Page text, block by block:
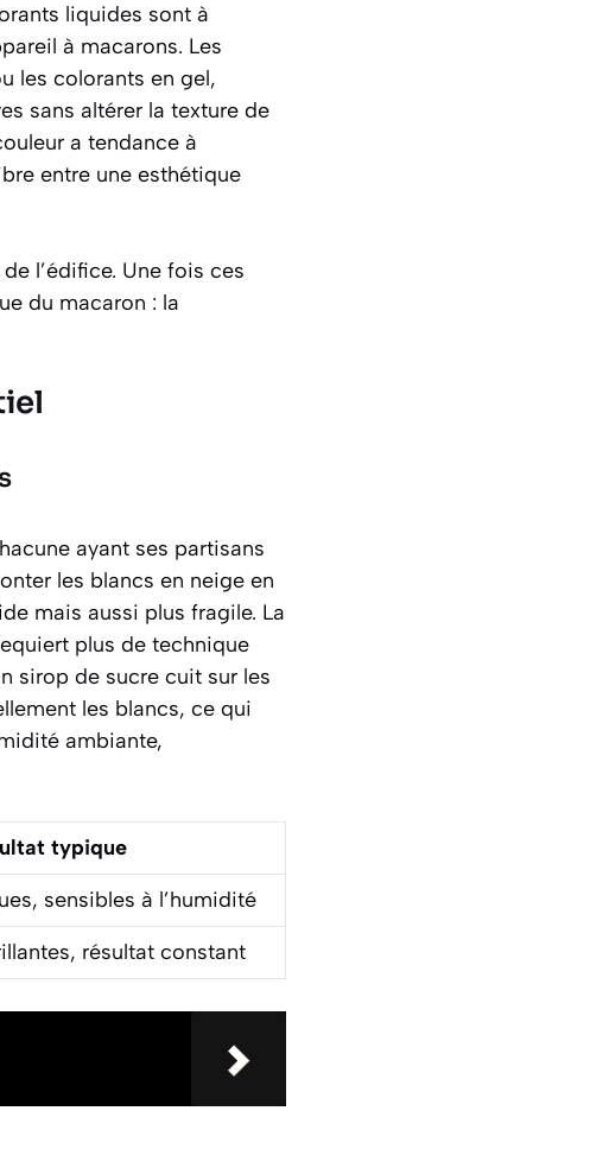
liquides sont à
à macarons. Les
les colorants en gel,
sans altérer la texture de
a tendance à
entre une esthétique
l’édifice. Une fois ces
du macaron : la
ayant ses partisans
les blancs en neige en
mais aussi plus fragile. La
plus de technique
sirop de sucre cuit sur les
les blancs, ce qui
ambiante,
typique
sensibles à l’humidité
résultat constant